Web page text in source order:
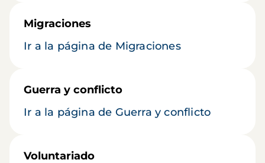
Migraciones
Ir a la página de Migraciones
Guerra y conflicto
Ir a la página de Guerra y conflicto
Voluntariado